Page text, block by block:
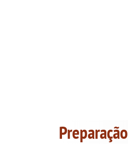
Preparação